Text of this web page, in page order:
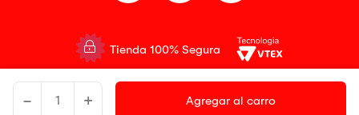
- + Agregar al carro
Tienda 100% Segura
Tiendas Peruanas S.A. R.U.C. Nº 20493020618. Todos los derechos
reservados. Av. Aviación 2405 Piso 3, San Borja
Precios disponibles solo en www.oechsle.pe. Precios online publicados